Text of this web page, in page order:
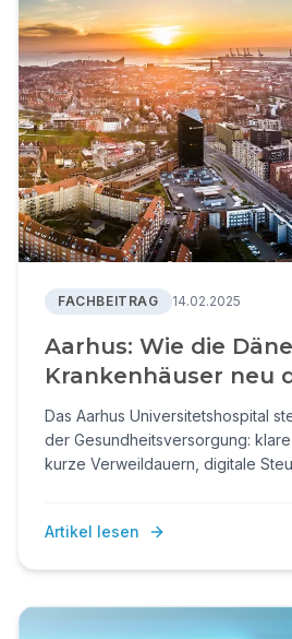
FACHBEITRAG 14.02.2025
Aarhus: Wie die
Krankenhäuser neu
warum wir genauer
sollten.
Das Aarhus Universitetshospital
der Gesundheitsversorgung: klare
kurze Verweildauern, digitale
zusammengehen.
Artikel lesen